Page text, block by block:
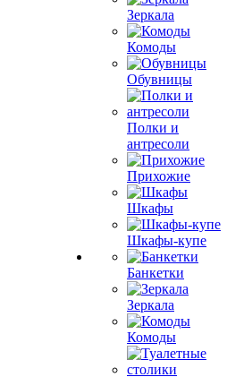
Зеркала
Комоды
Обувницы
Полки и
антресоли
Прихожие
Шкафы
Шкафы-купе
Банкетки
Зеркала
Комоды